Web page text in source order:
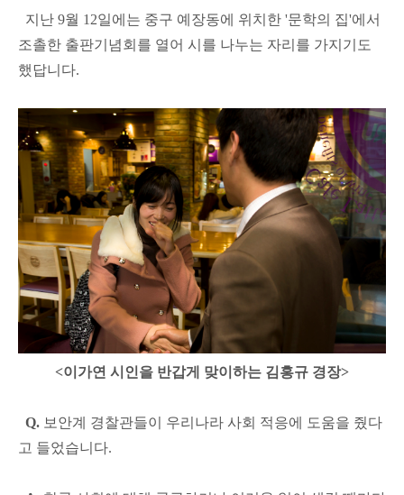
지난 9월 12일에는 중구 예장동에 위치한 '문학의 집'에서
조촐한 출판기념회를 열어 시를 나누는 자리를 가지기도
했답니다.
<이가연 시인을 반갑게 맞이하는 김홍규 경장>
Q. 보안계 경찰관들이 우리나라 사회 적응에 도움을 줬다
고 들었습니다.